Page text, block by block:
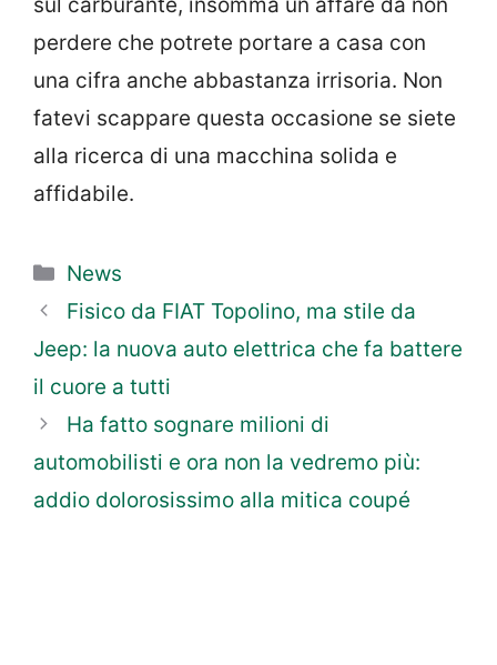
perdere che potrete portare a casa con
una cifra anche abbastanza irrisoria. Non
fatevi scappare questa occasione se siete
alla ricerca di una macchina solida e
affidabile.
Categorie
News
Fisico da FIAT Topolino, ma stile da
Jeep: la nuova auto elettrica che fa battere
il cuore a tutti
Ha fatto sognare milioni di
automobilisti e ora non la vedremo più:
addio dolorosissimo alla mitica coupé